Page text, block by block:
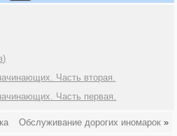
Часть вторая.
Часть первая.
Обслуживание дорогих иномарок»